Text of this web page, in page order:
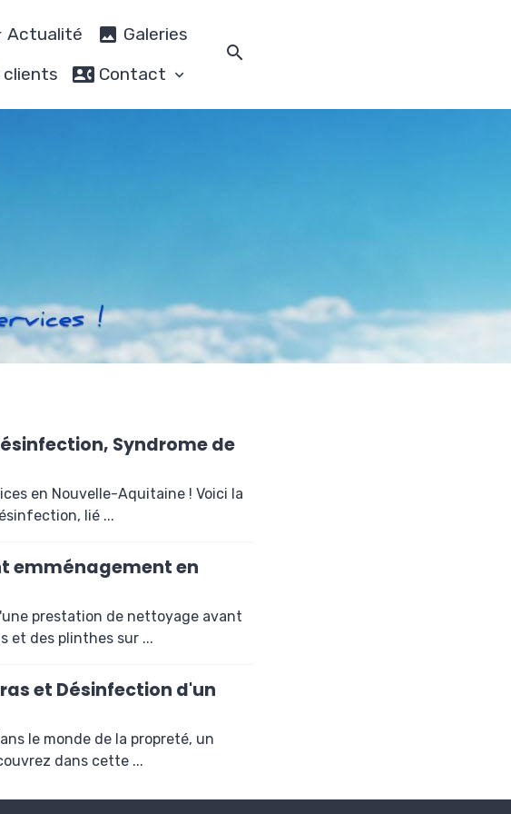
Actualité
Galeries
clients
Contact
Syndrome de
en Nouvelle-Aquitaine ! Voici la
lié ...
emménagement en
prestation de nettoyage avant
et des plinthes sur ...
et Désinfection d'un
le monde de la propreté, un
dans cette ...